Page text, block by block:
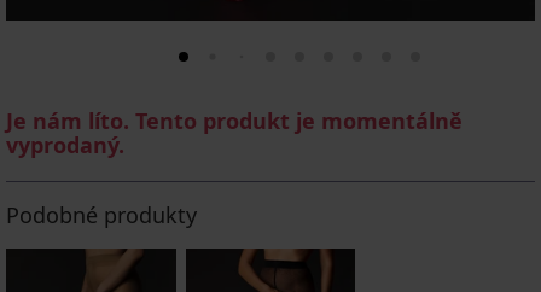
Je nám líto. Tento produkt je momentálně
vyprodaný.
Podobné produkty